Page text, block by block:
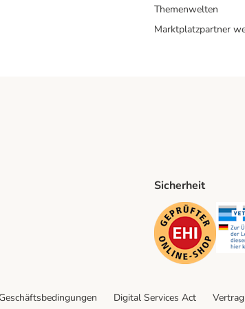
Themenwelten
Marktplatzpartner
Method
Sicherheit
Digital Services Act